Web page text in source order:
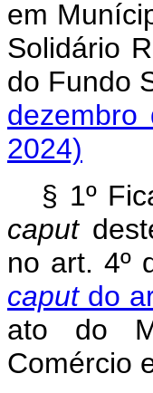
em
Solidário
do Fundo
dezembro
2024)
§ 1º
caput
no art. 4º
caputdo
ato do